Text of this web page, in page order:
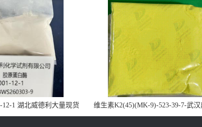
12-1 湖北威德利大量现货
供应
维生素K2(45)(MK-9)-523-39-7-武汉
药业大量现货供应